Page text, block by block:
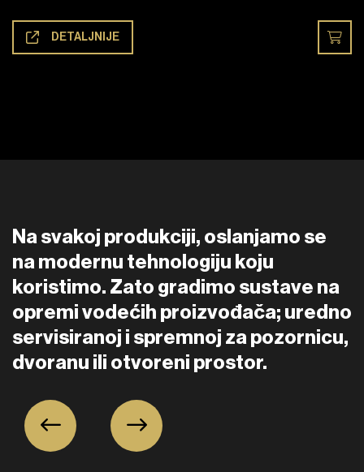
DETALJNIJE
Na svakoj produkciji, oslanjamo se
na modernu tehnologiju koju
koristimo. Zato gradimo sustave na
opremi vodećih proizvođača; uredno
servisiranoj i spremnoj za pozornicu,
dvoranu ili otvoreni prostor.